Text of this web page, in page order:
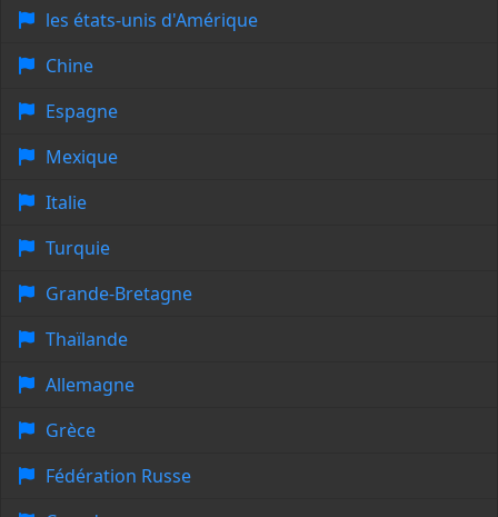
les états-unis d'Amérique
Chine
Espagne
Mexique
Italie
Turquie
Grande-Bretagne
Thaïlande
Allemagne
Grèce
Fédération Russe